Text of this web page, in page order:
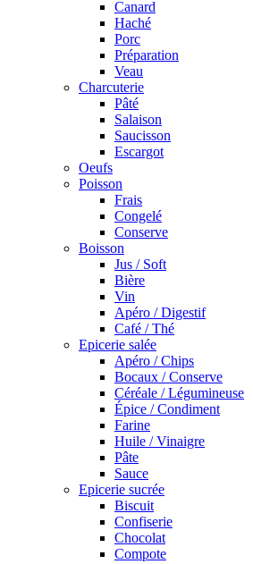
Canard
Haché
Porc
Préparation
Veau
Charcuterie
Pâté
Salaison
Saucisson
Escargot
Oeufs
Poisson
Frais
Congelé
Conserve
Boisson
Jus / Soft
Bière
Vin
Apéro / Digestif
Café / Thé
Epicerie salée
Apéro / Chips
Bocaux / Conserve
Céréale / Légumineuse
Épice / Condiment
Farine
Huile / Vinaigre
Pâte
Sauce
Epicerie sucrée
Biscuit
Confiserie
Chocolat
Compote